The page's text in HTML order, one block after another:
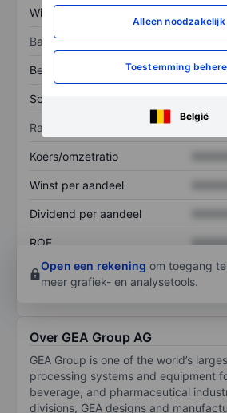
Alleen noodzakelijk
Toestemming
België
Winst
Balans
Bezittingen
Schulden
Ratio's
Koers/omzetratio
Winst per aandeel
Dividend per aandeel
ROE
Open een rekening om toegang
meer grafiek- en analysetools.
Over GEA Group AG
GEA Group is one of the world’s
processing systems and equipment
beverage, and pharmaceutical
divisions, GEA designs and